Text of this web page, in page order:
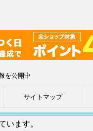
を公開中
サイトマップ
います。